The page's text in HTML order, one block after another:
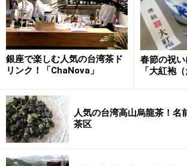
り、白毛で覆われています。さわや
す。絶対にお勧めできるおいしい茶で
新鮮なものはということですけれど。
銀座で楽しむ人気の台湾茶ド
リンク！「ChaNova」
春節の祝
「大紅袍
人気の台湾高山烏龍茶！名
茶区